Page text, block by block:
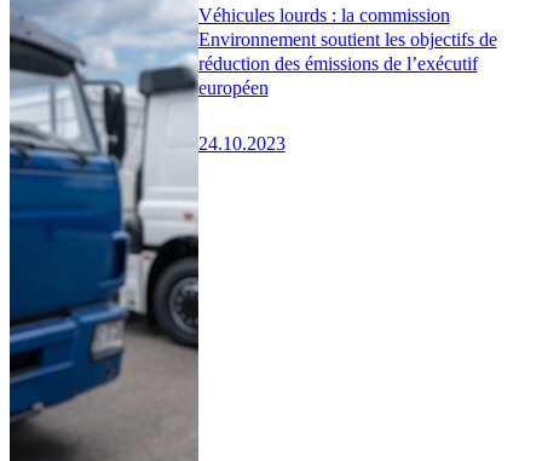
Véhicules lourds : la commission
Environnement soutient les objectifs de
réduction des émissions de l’exécutif
européen
24.10.2023